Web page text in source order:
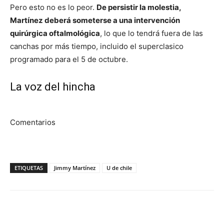
Pero esto no es lo peor. De persistir la molestia,
Martínez deberá someterse a una intervención
quirúrgica oftalmológica, lo que lo tendrá fuera de las
canchas por más tiempo, incluido el superclasico
programado para el 5 de octubre.
La voz del hincha
Comentarios
ETIQUETAS Jimmy Martínez U de chile